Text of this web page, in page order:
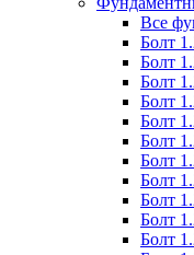
Все
Болт
Болт
Болт
Болт
Болт
Болт
Болт
Болт
Болт
Болт
Болт